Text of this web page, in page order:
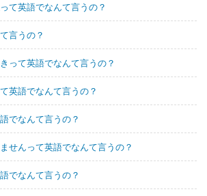
て英語でなんて言うの？
言うの？
って英語でなんて言うの？
英語でなんて言うの？
でなんて言うの？
せんって英語でなんて言うの？
でなんて言うの？